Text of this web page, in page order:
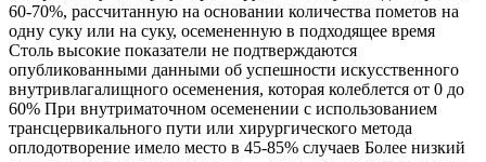
60-70%, рассчитанную на основании количества пометов на
одну суку или на суку, осемененную в подходящее время
Столь высокие показатели не подтверждаются
опубликованными данными об успешности искусственного
внутривлагалищного осеменения, которая колеблется от 0 до
60% При внутриматочном осеменении с использованием
трансцервикального пути или хирургического метода
оплодотворение имело место в 45-85% случаев Более низкий